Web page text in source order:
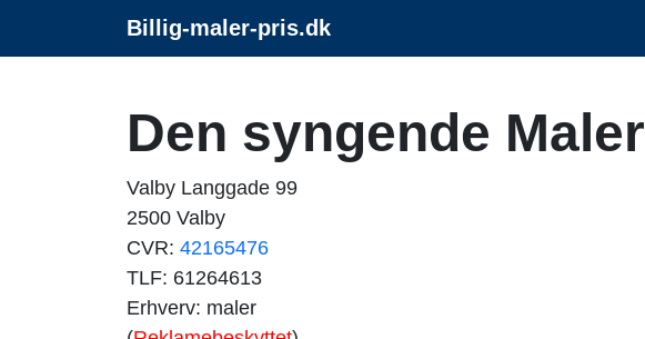
Billig-maler-pris.dk
Den syngende Maler
Valby Langgade 99
2500 Valby
CVR: 42165476
TLF: 61264613
Erhverv: maler